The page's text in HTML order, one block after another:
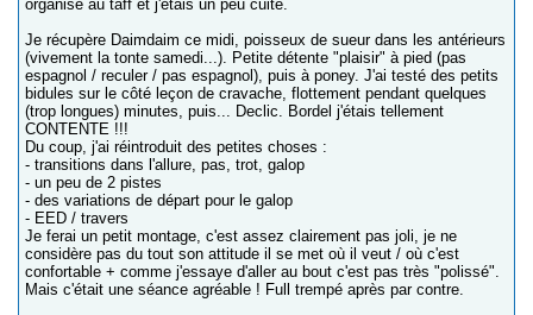
organisé au taff et j'étais un peu cuite.
Je récupère Daimdaim ce midi, poisseux de sueur dans les antérieurs
(vivement la tonte samedi...). Petite détente "plaisir" à pied (pas
espagnol / reculer / pas espagnol), puis à poney. J'ai testé des petits
bidules sur le côté leçon de cravache, flottement pendant quelques
(trop longues) minutes, puis... Declic. Bordel j'étais tellement
CONTENTE !!!
Du coup, j'ai réintroduit des petites choses :
- transitions dans l'allure, pas, trot, galop
- un peu de 2 pistes
- des variations de départ pour le galop
- EED / travers
Je ferai un petit montage, c'est assez clairement pas joli, je ne
considère pas du tout son attitude il se met où il veut / où c'est
confortable + comme j'essaye d'aller au bout c'est pas très "polissé".
Mais c'était une séance agréable ! Full trempé après par contre.